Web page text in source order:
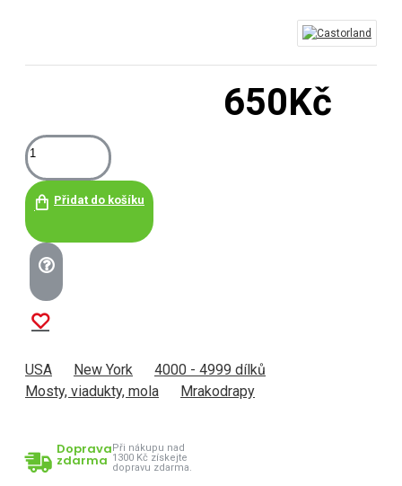
650Kč
Přidat do košíku
USA New York
4000 - 4999 dílků
Mosty, viadukty, mola
Mrakodrapy
Doprava
zdarma
Při nákupu nad
1300 Kč získejte
dopravu zdarma.